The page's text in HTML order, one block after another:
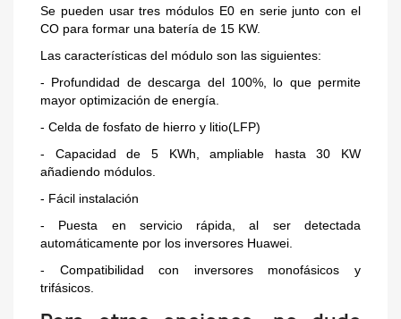
Se pueden usar tres módulos E0 en serie junto con el
CO para formar una batería de 15 KW.
Las características del módulo son las siguientes:
- Profundidad de descarga del 100%, lo que permite
mayor optimización de energía.
- Celda de fosfato de hierro y litio(LFP)
- Capacidad de 5 KWh, ampliable hasta 30 KW
añadiendo módulos.
- Fácil instalación
- Puesta en servicio rápida, al ser detectada
automáticamente por los inversores Huawei.
- Compatibilidad con inversores monofásicos y
trifásicos.